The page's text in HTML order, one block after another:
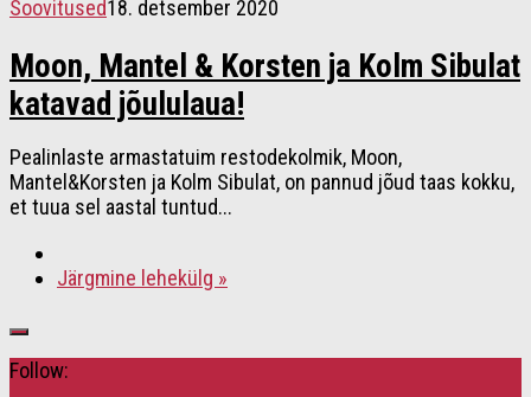
Soovitused18. detsember 2020
Moon, Mantel & Korsten ja Kolm Sibulat
katavad jõululaua!
Pealinlaste armastatuim restodekolmik, Moon,
Mantel&Korsten ja Kolm Sibulat, on pannud jõud taas kokku,
et tuua sel aastal tuntud...
Järgmine lehekülg »
Follow: